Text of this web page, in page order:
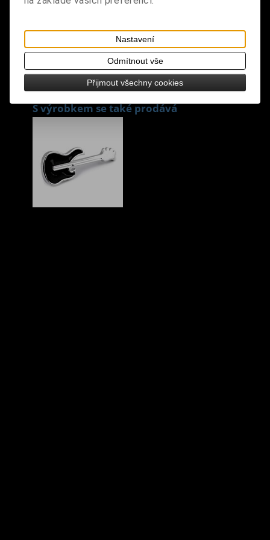
design: vyšívaná nášivka, nažehlovací
rozměry: výška 7 cm, šířka 8,5 cm
S výrobkem se také prodává
Nastavení
Odmítnout vše
Přijmout všechny cookies